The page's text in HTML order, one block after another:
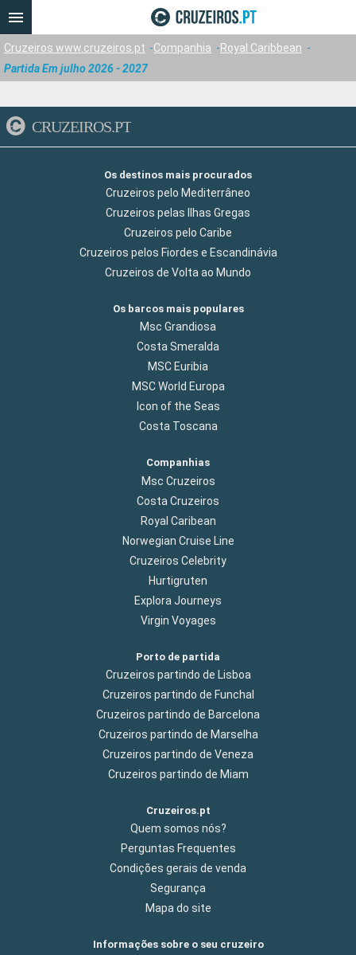
Cruzeiros www.cruzeiros.pt Companhia
Royal Caribbean
Partida Em julho 2026 - 2027
CRUZEIROS.PT
Os destinos mais procurados
Cruzeiros pelo Mediterrâneo
Cruzeiros pelas Ilhas Gregas
Cruzeiros pelo Caribe
Cruzeiros pelos Fiordes e Escandinávia
Cruzeiros de Volta ao Mundo
Os barcos mais populares
Msc Grandiosa
Costa Smeralda
MSC Euribia
MSC World Europa
Icon of the Seas
Costa Toscana
Companhias
Msc Cruzeiros
Costa Cruzeiros
Royal Caribean
Norwegian Cruise Line
Cruzeiros Celebrity
Hurtigruten
Explora Journeys
Virgin Voyages
Porto de partida
Cruzeiros partindo de Lisboa
Cruzeiros partindo de Funchal
Cruzeiros partindo de Barcelona
Cruzeiros partindo de Marselha
Cruzeiros partindo de Veneza
Cruzeiros partindo de Miam
Cruzeiros.pt
Quem somos nós?
Perguntas Frequentes
Condições gerais de venda
Segurança
Mapa do site
Informações sobre o seu cruzeiro